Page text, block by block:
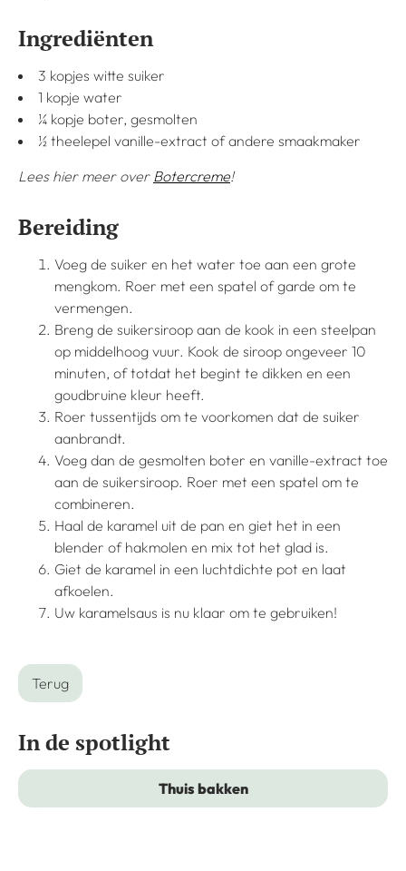
Ingrediënten
3 kopjes witte suiker
1 kopje water
¼ kopje boter, gesmolten
½ theelepel vanille-extract of andere smaakmaker
Lees hier meer over Botercreme!
Bereiding
Voeg de suiker en het water toe aan een grote
mengkom. Roer met een spatel of garde om te
vermengen.
Breng de suikersiroop aan de kook in een steelpan
op middelhoog vuur. Kook de siroop ongeveer 10
minuten, of totdat het begint te dikken en een
goudbruine kleur heeft.
Roer tussentijds om te voorkomen dat de suiker
aanbrandt.
Voeg dan de gesmolten boter en vanille-extract toe
aan de suikersiroop. Roer met een spatel om te
combineren.
Haal de karamel uit de pan en giet het in een
blender of hakmolen en mix tot het glad is.
Giet de karamel in een luchtdichte pot en laat
afkoelen.
Uw karamelsaus is nu klaar om te gebruiken!
Terug
In de spotlight
Thuis bakken